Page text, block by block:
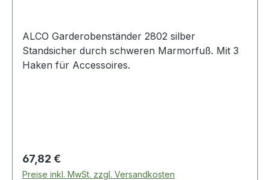
ALCO Garderobenständer 2802 silber
Standsicher durch schweren Marmorfuß. Mit 3
Haken für Accessoires.
Regulärer Preis:
67,82 €
Preise inkl. MwSt. zzgl. Versandkosten